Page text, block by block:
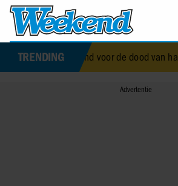
TRENDING
die terechtstond voor de dood van